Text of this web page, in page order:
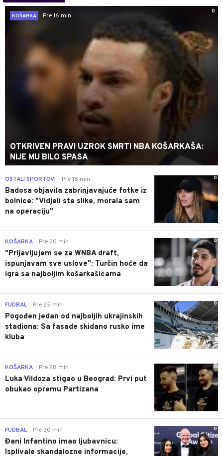
0
KOŠARKA
Pre 16 min
OTKRIVEN PRAVI UZROK SMRTI NBA KOŠARKAŠA:
NIJE MU BILO SPASA
0
OSTALI SPORTOVI Pre 18 min
Badosa objavila zabrinjavajuće fotke iz
bolnice: "Vidjeli ste slike, morala sam
na operaciju"
0
KOŠARKA Pre 20 min
"Prijavljujem se za WNBA draft,
ispunjavam sve uslove": Turčin hoće da
igra sa najboljim košarkašicama
0
FUDBAL Pre 25 min
Pogođen jedan od najboljih ukrajinskih
stadiona: Sa fasade skidano rusko ime
kluba
0
KOŠARKA Pre 28 min
Luka Vildoza stigao u Beograd: Prvi put
obukao opremu Partizana
0
FUDBAL Pre 30 min
Đani Infantino imao ljubavnicu:
Isplivale skandalozne informacije,